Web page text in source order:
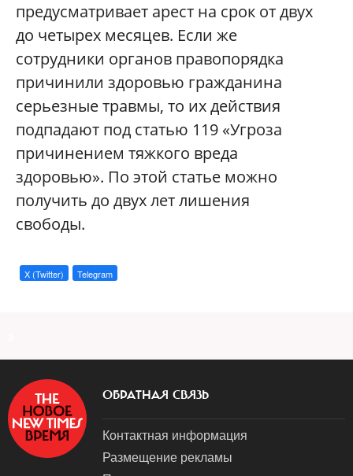
предусматривает арест на срок от двух
до четырех месяцев. Если же
сотрудники органов правопорядка
причинили здоровью гражданина
серьезные травмы, то их действия
подпадают под статью 119 «Угроза
причинением тяжкого вреда
здоровью». По этой статье можно
получить до двух лет лишения
свободы.
X (Twitter) Telegram
ОБРАТНАЯ СВЯЗЬ
Контактная информация
Размещение рекламы